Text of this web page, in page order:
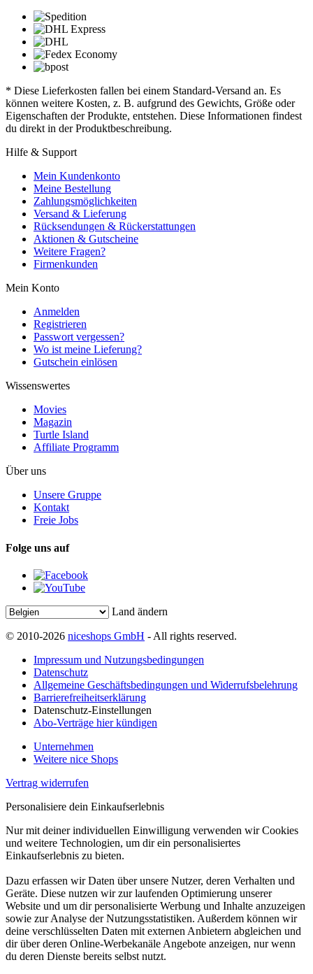
* Diese Lieferkosten fallen bei einem Standard-Versand an. Es
können weitere Kosten, z. B. aufgrund des Gewichts, Größe oder
Eigenschaften der Produkte, entstehen. Diese Informationen findest
du direkt in der Produktbeschreibung.
Hilfe & Support
Mein Kundenkonto
Meine Bestellung
Zahlungsmöglichkeiten
Versand & Lieferung
Rücksendungen & Rückerstattungen
Aktionen & Gutscheine
Weitere Fragen?
Firmenkunden
Mein Konto
Anmelden
Registrieren
Passwort vergessen?
Wo ist meine Lieferung?
Gutschein einlösen
Wissenswertes
Movies
Magazin
Turtle Island
Affiliate Programm
Über uns
Unsere Gruppe
Kontakt
Freie Jobs
Folge uns auf
Land ändern
© 2010-2026 niceshops GmbH - All rights reserved.
Impressum und Nutzungsbedingungen
Datenschutz
Allgemeine Geschäftsbedingungen und Widerrufsbelehrung
Barrierefreiheitserklärung
Datenschutz-Einstellungen
Abo-Verträge hier kündigen
Unternehmen
Weitere nice Shops
Vertrag widerrufen
Personalisiere dein Einkaufserlebnis
Nur mit deiner individuellen Einwilligung verwenden wir Cookies
und weitere Technologien, um dir ein personalisiertes
Einkaufserlebnis zu bieten.
Dazu erfassen wir Daten über unsere Nutzer, deren Verhalten und
Geräte. Diese nutzen wir zur laufenden Optimierung unserer
Website und um dir personalisierte Werbung und Inhalte anzuzeigen
sowie zur Analyse der Nutzungsstatistiken. Außerdem können wir
deine verschlüsselten Daten mit externen Anbietern abgleichen und
dir über deren Online-Werbekanäle Angebote anzeigen, nur wenn
du deren Dienste bereits selbst nutzt.